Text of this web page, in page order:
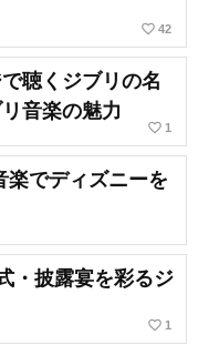
favorite_border 42
聴くジブリの名
音楽の魅力
favorite_border 1
楽でディズニーを
・披露宴を彩るジ
favorite_border 1